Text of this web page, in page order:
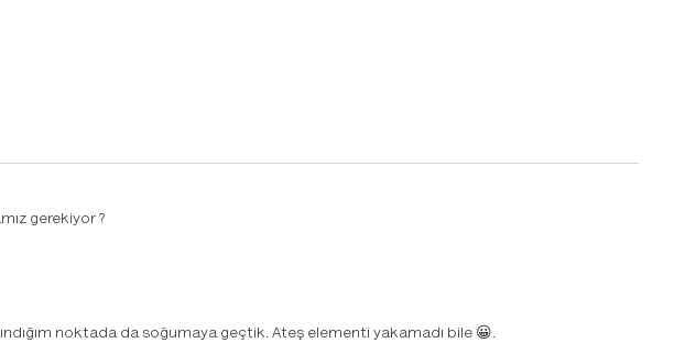
gerekiyor ?
noktada da soğumaya geçtik. Ateş elementi yakamadı bile 😀.